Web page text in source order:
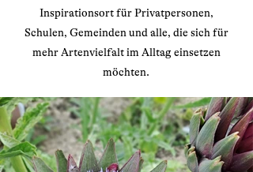
Inspirationsort für Privatpersonen,
Schulen, Gemeinden und alle, die sich für
mehr Artenvielfalt im Alltag einsetzen
möchten.